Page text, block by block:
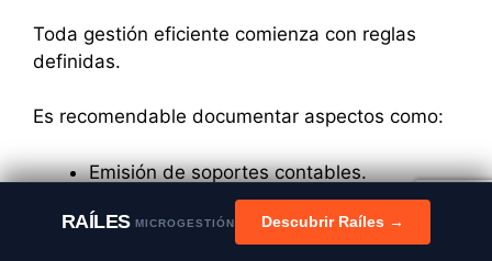
Toda gestión eficiente comienza con reglas
definidas.
Es recomendable documentar aspectos como:
Emisión de soportes contables.
Plazos de cobro y pago.
Gestión de vencimientos.
RAÍLESMICROGESTIÓN Descubrir Raíles →